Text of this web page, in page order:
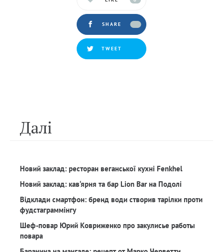
SHARE
TWEET
Далi
Новий заклад: ресторан веганської кухні Fenkhel
Новий заклад: кав‘ярня та бар Lion Bar на Подолі
Відклади смартфон: бренд води створив тарілки проти
фудстаграммінгу
Шеф-повар Юрий Ковриженко про закулисье работы
повара